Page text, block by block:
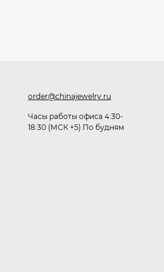
255₽
order@chinajewelry.ru
Часы работы офиса 4:30-
18:30 (МСК +5) По будням